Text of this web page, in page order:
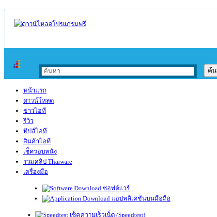
หน้าแรก
ดาวน์โหลด
ข่าวไอที
รีวิว
ทิปส์ไอที
สินค้าไอที
เช็ครอบหนัง
รวมคลิป Thaiware
เครื่องมือ
ซอฟต์แวร์
แอปพลิเคชันบนมือถือ
เช็คความเร็วเน็ต (Speedtest)